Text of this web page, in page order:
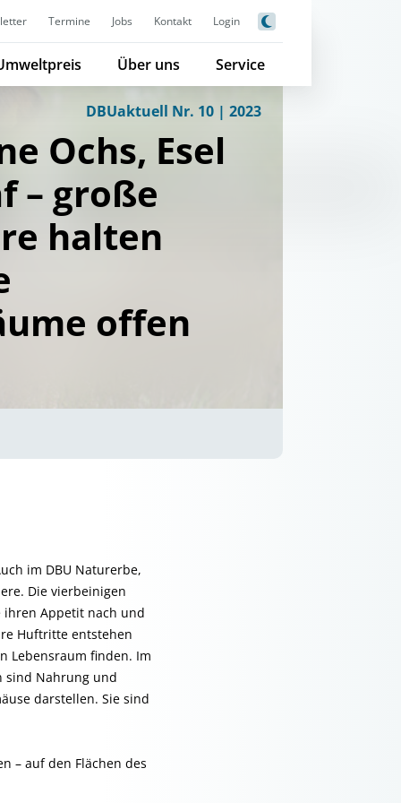
Termine Jobs Kontakt Login
Über uns Service
DBUaktuell Nr. 10 | 2023
Ochs, Esel
– große
halten
offen
im DBU Naturerbe,
Die vierbeinigen
ihren Appetit nach und
Huftritte entstehen
Lebensraum finden. Im
sind Nahrung und
darstellen. Sie sind
– auf den Flächen des